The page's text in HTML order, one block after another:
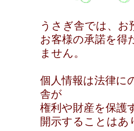
うさぎ舎では、お
お客様の承諾を得
ません。
個人情報は法律に
舎が
権利や財産を保護
開示することはあ